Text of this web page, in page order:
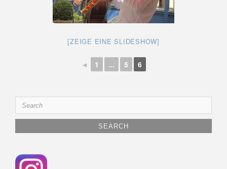
[ZEIGE EINE SLIDESHOW]
◄ 1 ... 5 6
Search
for: